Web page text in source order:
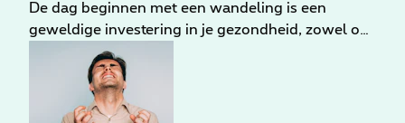
De dag beginnen met een wandeling is een
geweldige investering in je gezondheid, zowel op
korte als op lange termijn. Zelfs op een bewolkte
dag krijg je een flinke dosis zonlicht. Bovendien
breng je je hele lichaam op een zachte manier op
gang. Heb je nog meer argumenten nodig?